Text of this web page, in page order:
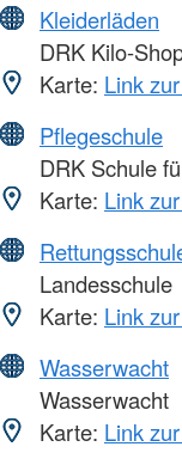
Kleiderläden
DRK Kilo-
Karte: Link
Pflegeschule
DRK Schule
Karte: Link
Landesschule
Karte: Link
Wasserwacht
Wasserwacht
Karte: Link